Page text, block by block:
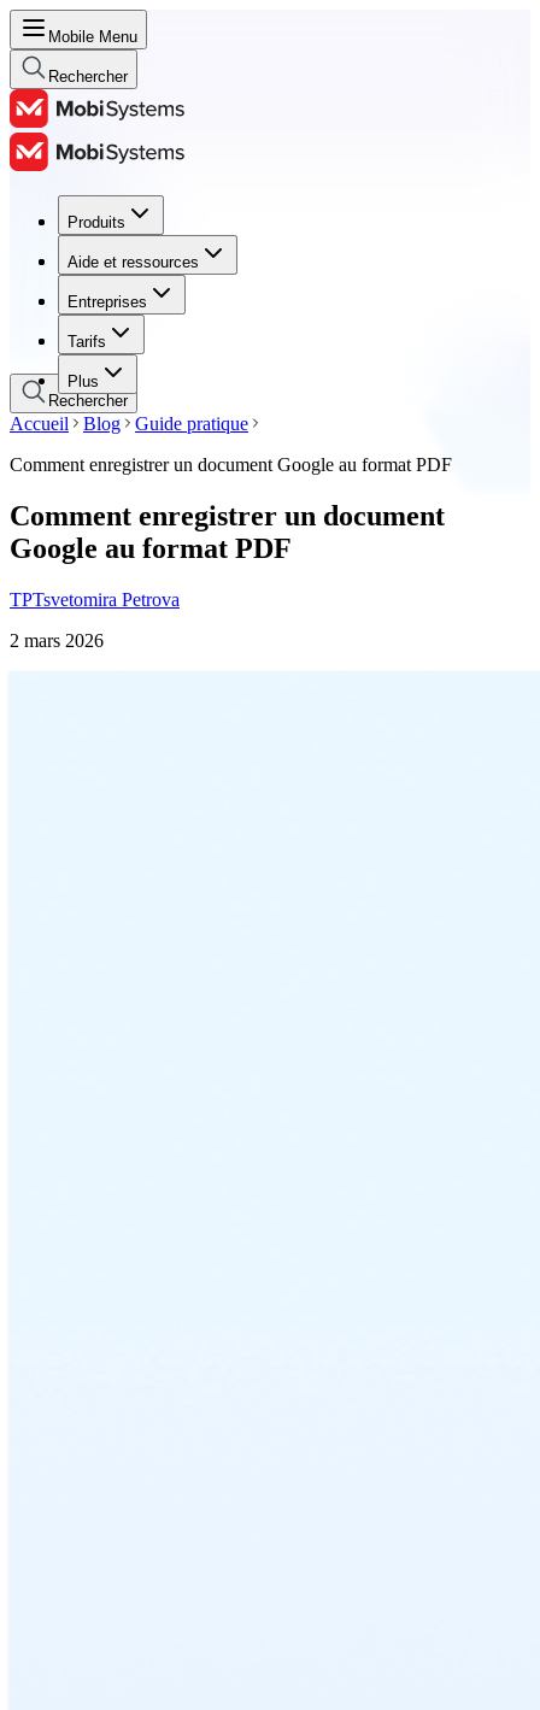
Mobile Menu
Rechercher
Produits
Aide et ressources
Entreprises
Tarifs
Plus
Produits
Aide et ressources
Entreprises
Tarifs
Rechercher
Accueil Blog
Guide pratique
Comment enregistrer un document Google au format PDF
Comment enregistrer un document
Google au format PDF
TPTsvetomira Petrova
2 mars 2026